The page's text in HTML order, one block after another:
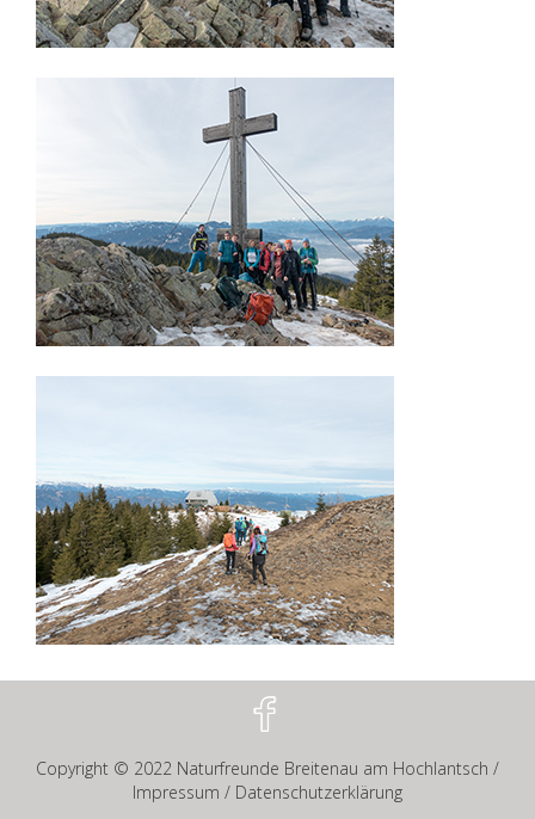
Copyright © 2022 Naturfreunde Breitenau am Hochlantsch /
Impressum / Datenschutzerklärung